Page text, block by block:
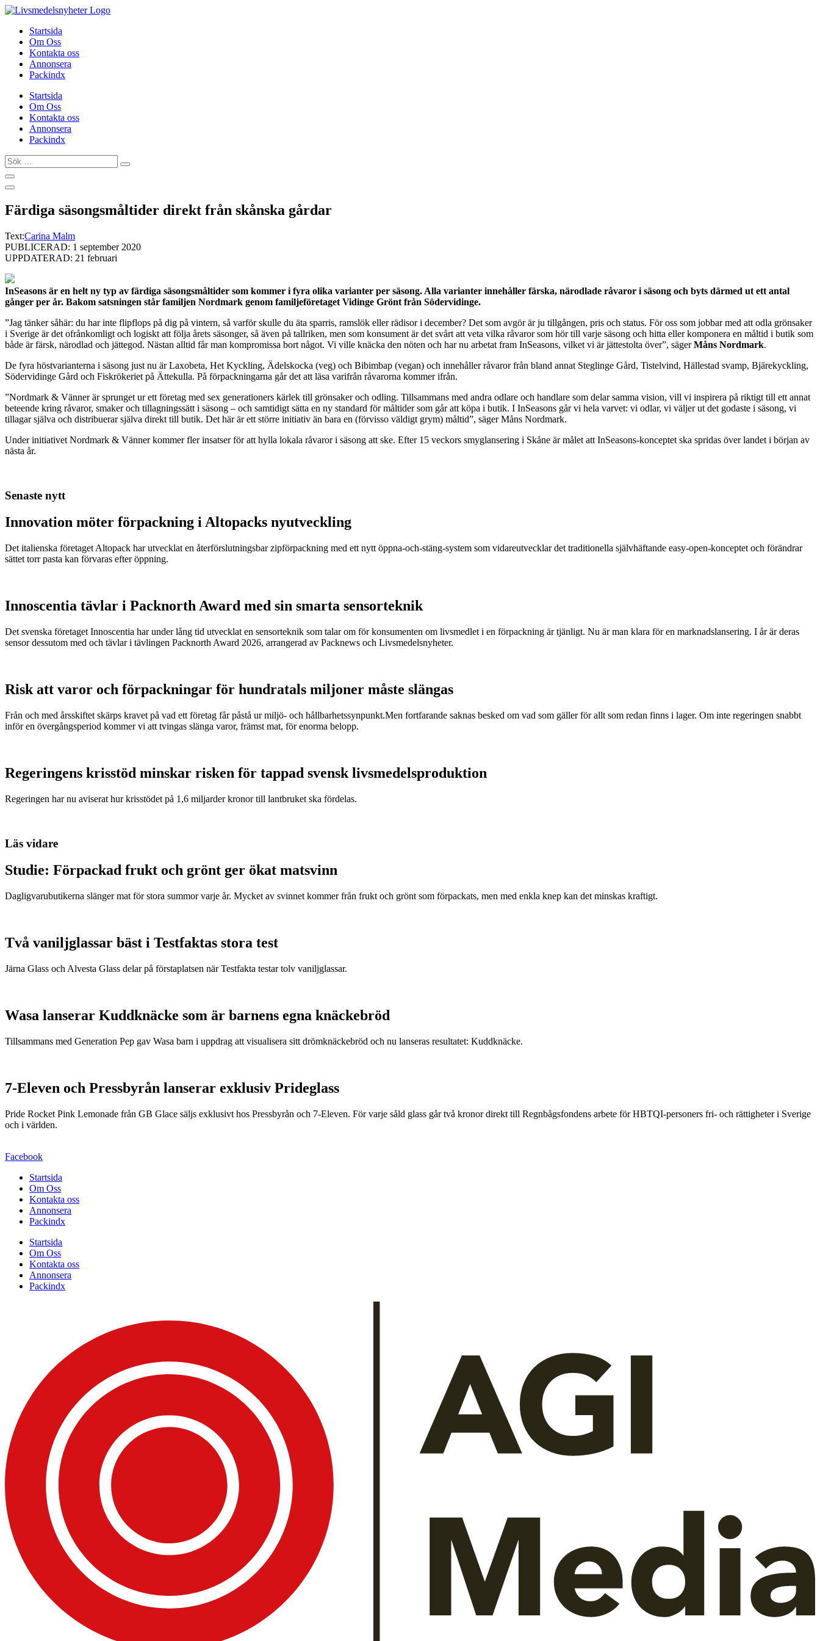
Hoppa
innehållStartsida
Om Oss
Kontakta oss
Annonsera
Packindx
Startsida
Om Oss
Kontakta oss
Annonsera
Packindx
Sök
…
Färdiga säsongsmåltider direkt från skånska gårdar
Text:Carina Malm
PUBLICERAD: 1 september 2020
UPPDATERAD: 21 februari
InSeasons är en helt ny typ av färdiga säsongsmåltider som kommer i fyra olika varianter per säsong. Alla varianter innehåller färska, närodlade råvaror i säsong och byts därmed ut ett antal
gånger per år. Bakom satsningen står familjen Nordmark genom familjeföretaget Vidinge Grönt från Södervidinge.
”Jag tänker såhär: du har inte flipflops på dig på vintern, så varför skulle du äta sparris, ramslök eller rädisor i december? Det som avgör är ju tillgången, pris och status. För oss som jobbar med att odla grönsaker
i Sverige är det ofrånkomligt och logiskt att följa årets säsonger, så även på tallriken, men som konsument är det svårt att veta vilka råvaror som hör till varje säsong och hitta eller komponera en måltid i butik som
både är färsk, närodlad och jättegod. Nästan alltid får man kompromissa bort något. Vi ville knäcka den nöten och har nu arbetat fram InSeasons, vilket vi är jättestolta över”, sägerMåns Nordmark.
De fyra höstvarianterna i säsong just nu är Laxobeta, Het Kyckling, Ädelskocka (veg) och Bibimbap (vegan) och innehåller råvaror från bland annat Steglinge Gård, Tistelvind, Hällestad svamp, Bjärekyckling,
Södervidinge Gård och Fiskrökeriet på Ättekulla. På förpackningarna går det att läsa varifrån råvarorna kommer ifrån.
”Nordmark & Vänner är sprunget ur ett företag med sex generationers kärlek till grönsaker och odling. Tillsammans med andra odlare och handlare som delar samma vision, vill vi inspirera på riktigt till ett annat
beteende kring råvaror, smaker och tillagningssätt i säsong – och samtidigt sätta en ny standard för måltider som går att köpa i butik. I InSeasons går vi hela varvet: vi odlar, vi väljer ut det godaste i säsong, vi
tillagar själva och distribuerar själva direkt till butik. Det här är ett större initiativ än bara en (förvisso väldigt grym) måltid”, säger Måns Nordmark.
Under initiativet Nordmark & Vänner kommer fler insatser för att hylla lokala råvaror i säsong att ske. Efter 15 veckors smyglansering i Skåne är målet att InSeasons-konceptet ska spridas över landet i början av
nästa år.
Senaste nytt
Innovation möter förpackning i Altopacks nyutveckling
Det italienska företaget Altopack har utvecklat en återförslutningsbar zipförpackning med ett nytt öppna-och-stäng-system som vidareutvecklar det traditionella självhäftande easy-open-konceptet och förändrar
sättet torr pasta kan förvaras efter öppning.
Innoscentia tävlar i Packnorth Award med sin smarta sensorteknik
Det svenska företaget Innoscentia har under lång tid utvecklat en sensorteknik som talar om för konsumenten om livsmedlet i en förpackning är tjänligt. Nu är man klara för en marknadslansering. I år är deras
sensor dessutom med och tävlar i tävlingen Packnorth Award 2026, arrangerad av Packnews och Livsmedelsnyheter.
Risk att varor och förpackningar för hundratals miljoner måste slängas
Från och med årsskiftet skärps kravet på vad ett företag får påstå ur miljö- och hållbarhetssynpunkt.Men fortfarande saknas besked om vad som gäller för allt som redan finns i lager. Om inte regeringen snabbt
inför en övergångsperiod kommer vi att tvingas slänga varor, främst mat, för enorma belopp.
Regeringens krisstöd minskar risken för tappad svensk livsmedelsproduktion
Regeringen har nu aviserat hur krisstödet på 1,6 miljarder kronor till lantbruket ska fördelas.
Läs vidare
Studie: Förpackad frukt och grönt ger ökat matsvinn
Dagligvarubutikerna slänger mat för stora summor varje år. Mycket av svinnet kommer från frukt och grönt som förpackats, men med enkla knep kan det minskas kraftigt.
Två vaniljglassar bäst i Testfaktas stora test
Järna Glass och Alvesta Glass delar på förstaplatsen när Testfakta testar tolv vaniljglassar.
Wasa lanserar Kuddknäcke som är barnens egna knäckebröd
Tillsammans med Generation Pep gav Wasa barn i uppdrag att visualisera sitt drömknäckebröd och nu lanseras resultatet: Kuddknäcke.
7-Eleven och Pressbyrån lanserar exklusiv Prideglass
Pride Rocket Pink Lemonade från GB Glace säljs exklusivt hos Pressbyrån och 7-Eleven. För varje såld glass går två kronor direkt till Regnbågsfondens arbete för HBTQI-personers fri- och rättigheter i Sverige
och i världen.
Facebook
Startsida
Om Oss
Kontakta oss
Annonsera
Packindx
Startsida
Om Oss
Kontakta oss
Annonsera
Packindx